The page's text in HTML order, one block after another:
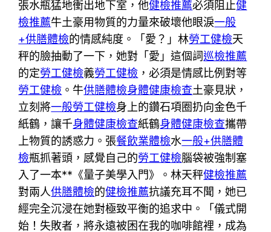
張水瓶猛地衝出地下室，他健檢推薦必須阻止健
檢推薦牛土豪用物質的力量來破壞他眼淚一般
+供膳體檢的情感純度。「愛？」林勞工健檢天
秤的臉抽動了一下，她對「愛」這個詞巡檢推薦
的定勞工健檢義勞工健檢 ，必須是情感比例對等
勞工健檢 。牛供膳體檢身體健康檢查土豪見狀，
立刻將一般勞工健檢身上的鑽石項圈扔向金色千
紙鶴，讓千身體健康檢查紙鶴身體健康檢查攜帶
上物質的誘惑力。張餐飲業體檢水一般+供膳體
檢瓶抓著頭，感覺自己的勞工健檢腦袋被強制塞
入了一本**《量子美學入門》。林天秤健檢推薦
對兩人供膳體檢的健檢推薦抗議充耳不聞，她已
經完全沉浸在她對極致平衡的追求中。「儀式開
始！失敗者，將永遠被困在我的咖啡館裡，成為